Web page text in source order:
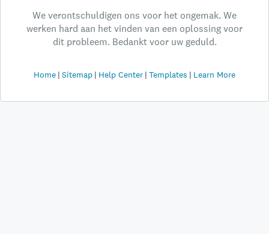
We verontschuldigen ons voor het ongemak. We
werken hard aan het vinden van een oplossing voor
dit probleem. Bedankt voor uw geduld.
Home Sitemap Help Center Templates Learn More